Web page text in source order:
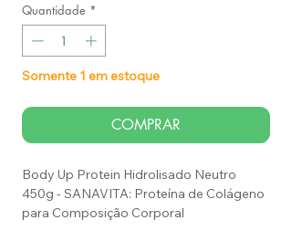
Quantidade *
Somente 1 em estoque
COMPRAR
Body Up Protein Hidrolisado Neutro
450g - SANAVITA: Proteína de Colágeno
para Composição Corporal